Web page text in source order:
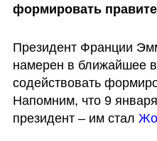
формировать
Президент Франции
намерен в ближайшее
содействовать
Напомним, что 9
президент – им стал